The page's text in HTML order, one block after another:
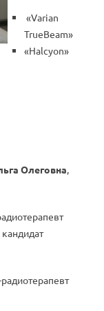
«Varian
TrueBeam»
«Halcyon»
Олеговна,
радиотерапевт